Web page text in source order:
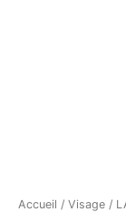
Accueil / Visage /